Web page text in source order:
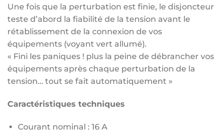
Une fois que la perturbation est finie, le disjoncteur
teste d’abord la fiabilité de la tension avant le
rétablissement de la connexion de vos
équipements (voyant vert allumé).
« Fini les paniques ! plus la peine de débrancher vos
équipements après chaque perturbation de la
tension… tout se fait automatiquement »
Caractéristiques techniques
Courant nominal : 16 A